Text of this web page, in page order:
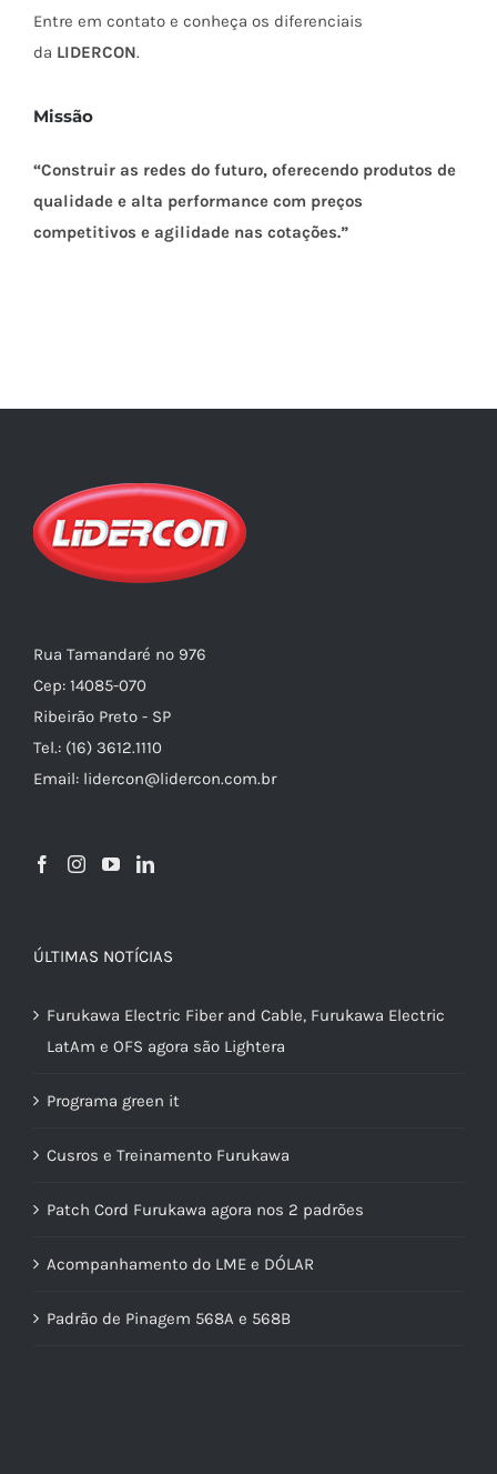
Entre em contato e conheça os diferenciais
da LIDERCON.
Missão
“Construir as redes do futuro, oferecendo produtos de
qualidade e alta performance com preços
competitivos e agilidade nas cotações.”
Rua Tamandaré nº 976
Cep: 14085-070
Ribeirão Preto - SP
Tel.: (16) 3612.1110
Email: lidercon@lidercon.com.br
ÚLTIMAS NOTÍCIAS
Furukawa Electric Fiber and Cable, Furukawa Electric
LatAm e OFS agora são Lightera
Programa green it
Cusros e Treinamento Furukawa
Patch Cord Furukawa agora nos 2 padrões
Acompanhamento do LME e DÓLAR
Padrão de Pinagem 568A e 568B